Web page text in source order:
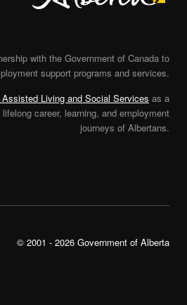
with the Government of Canada to
support programs and services.
Living and Social Services as a
career, learning, and employment
journeys of Albertans.
© 2001 - 2026 Government of Alberta